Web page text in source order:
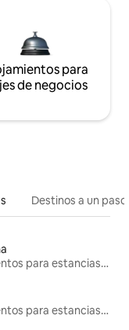
para
de negocios
Destinos a un
Alojamientos para estancias largas
Alojamientos para estancias largas